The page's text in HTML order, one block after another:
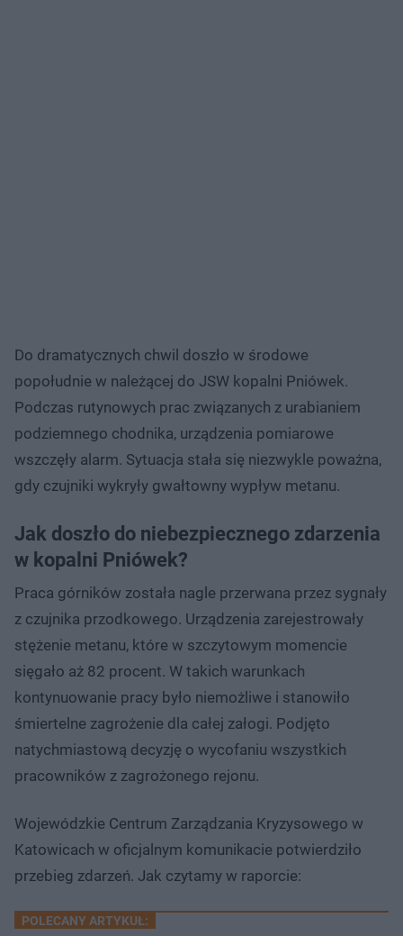
Do dramatycznych chwil doszło w środowe
popołudnie w należącej do JSW kopalni Pniówek.
Podczas rutynowych prac związanych z urabianiem
podziemnego chodnika, urządzenia pomiarowe
wszczęły alarm. Sytuacja stała się niezwykle poważna,
gdy czujniki wykryły gwałtowny wypływ metanu.
Jak doszło do niebezpiecznego zdarzenia
w kopalni Pniówek?
Praca górników została nagle przerwana przez sygnały
z czujnika przodkowego. Urządzenia zarejestrowały
stężenie metanu, które w szczytowym momencie
sięgało aż 82 procent. W takich warunkach
kontynuowanie pracy było niemożliwe i stanowiło
śmiertelne zagrożenie dla całej załogi. Podjęto
natychmiastową decyzję o wycofaniu wszystkich
pracowników z zagrożonego rejonu.
Wojewódzkie Centrum Zarządzania Kryzysowego w
Katowicach w oficjalnym komunikacie potwierdziło
przebieg zdarzeń. Jak czytamy w raporcie:
POLECANY ARTYKUŁ: